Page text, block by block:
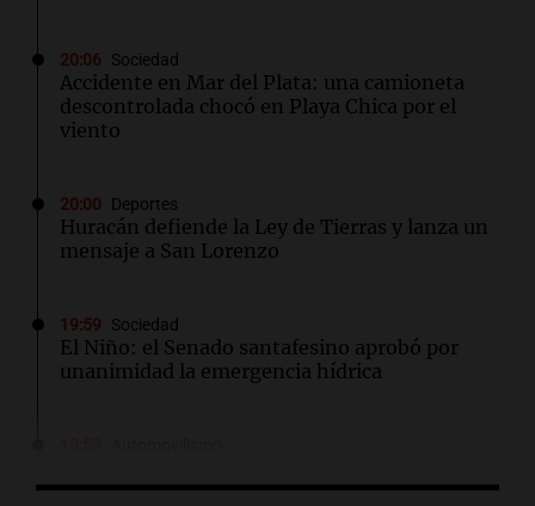
20:06 Sociedad
Accidente en Mar del Plata: una camioneta
descontrolada chocó en Playa Chica por el
viento
20:00 Deportes
Huracán defiende la Ley de Tierras y lanza un
mensaje a San Lorenzo
19:59 Sociedad
El Niño: el Senado santafesino aprobó por
unanimidad la emergencia hídrica
un robo en Italia: "Ni la matera dejaron"